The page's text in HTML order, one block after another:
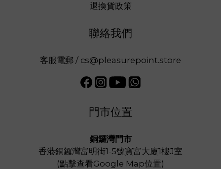
退換貨政策
聯絡我們
客服電郵 / cs@pleasurepoint.store
門市位置
銅鑼灣門市
香港銅鑼灣富明街1-5號寶富大廈1樓J室
(點擊查看Google Map位置)